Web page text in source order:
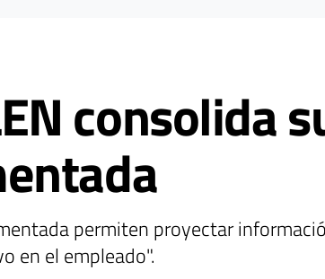
consolida
permiten proyectar
en el empleado".